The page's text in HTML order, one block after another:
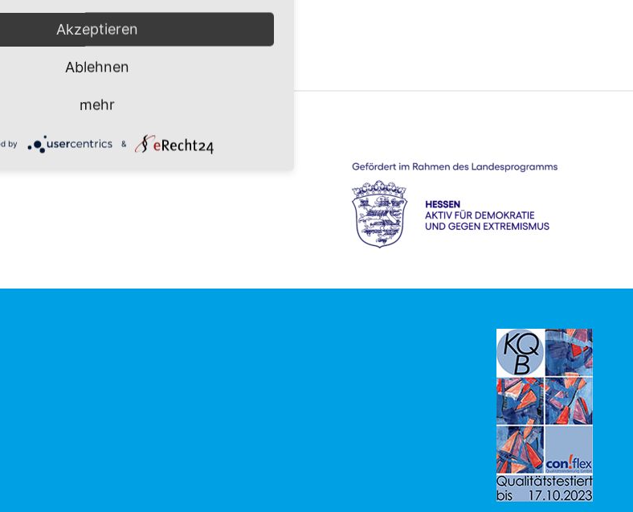
Akzeptieren
Ablehnen
mehr
by &